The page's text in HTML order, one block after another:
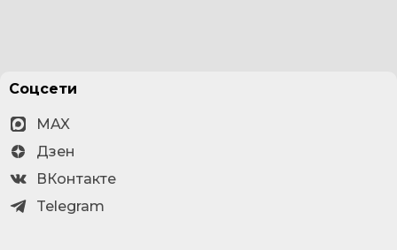
Соцсети
MAX
Дзен
ВКонтакте
Telegram